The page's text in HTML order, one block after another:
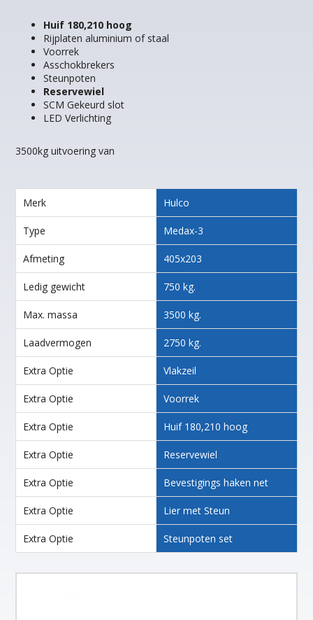
Huif 180,210 hoog
Rijplaten aluminium of staal
Voorrek
Asschokbrekers
Steunpoten
Reservewiel
SCM Gekeurd slot
LED Verlichting
3500kg uitvoering van
Merk Hulco
Type Medax-3
Afmeting 405x203
Ledig gewicht 750 kg.
Max. massa 3500 kg.
Laadvermogen 2750 kg.
Extra Optie Vlakzeil
Extra Optie Voorrek
Extra Optie Huif 180,210 hoog
Extra Optie Reservewiel
Extra Optie Bevestigings haken net
Extra Optie Lier met Steun
Extra Optie Steunpoten set